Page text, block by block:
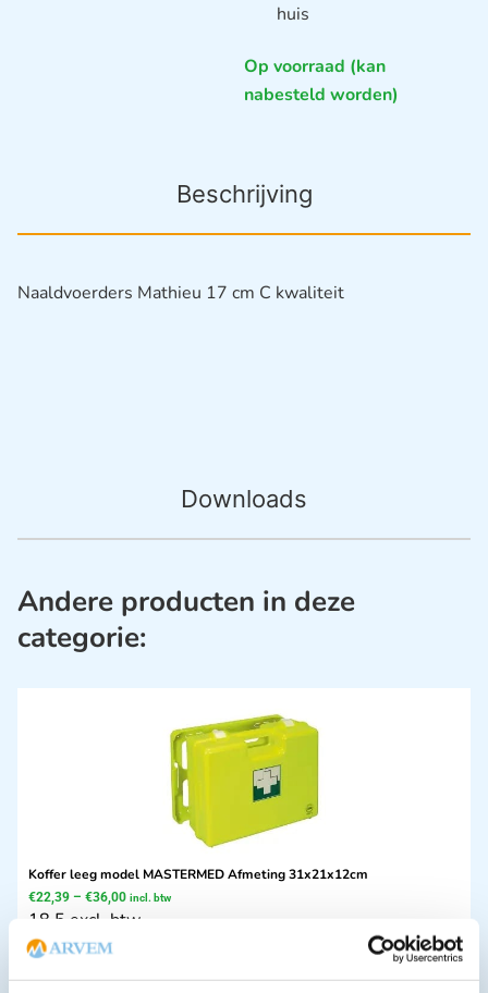
huis
Op voorraad (kan
nabesteld worden)
Beschrijving
Downloads
Naaldvoerders Mathieu 17 cm C kwaliteit
Andere producten in deze
categorie:
Koffer leeg model MASTERMED Afmeting 31x21x12cm
€22,39 – €36,00 incl. btw
18.5 excl. btw